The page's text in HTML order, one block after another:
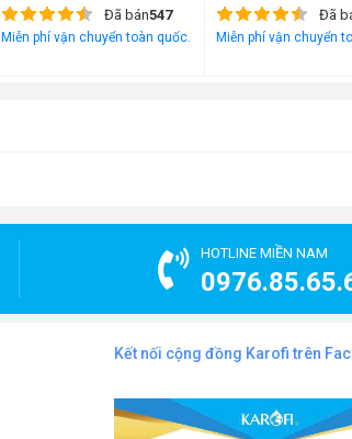
Đã bán547
Miễn phí vận chuyển toàn quốc.
Đã
Miễn phí vận chuyển
HOTLINE MIỀN NAM
Kết nối cộng đồng Karofi trên